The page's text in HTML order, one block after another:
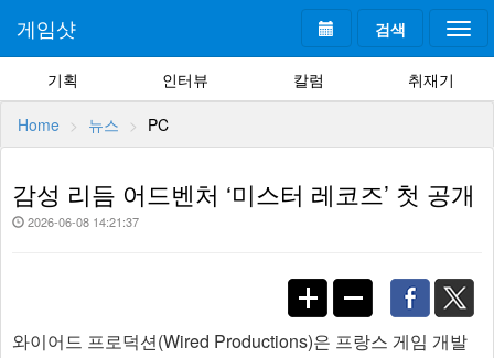
검색
게임샷
기획 인터뷰 칼럼 취재기
Home 뉴스 PC
감성 리듬 어드벤처 ‘미스터 레코즈’ 첫 공개
2026-06-08 14:21:37
와이어드 프로덕션(Wired Productions)은 프랑스 게임 개발